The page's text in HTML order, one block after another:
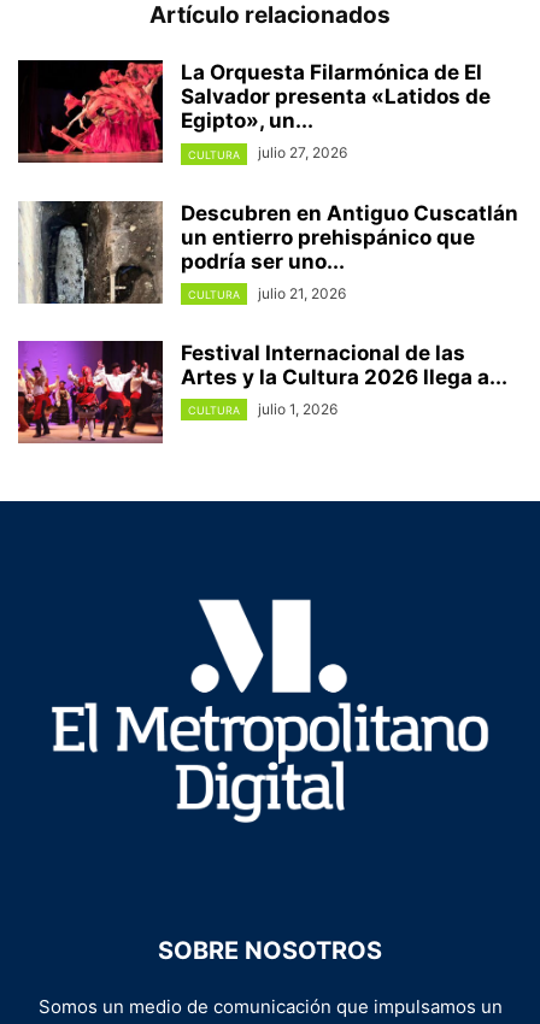
Artículo relacionados
La Orquesta Filarmónica de El
Salvador presenta «Latidos de
Egipto», un...
CULTURA julio 27, 2026
Descubren en Antiguo Cuscatlán
un entierro prehispánico que
podría ser uno...
CULTURA julio 21, 2026
Festival Internacional de las
Artes y la Cultura 2026 llega a...
CULTURA julio 1, 2026
SOBRE NOSOTROS
Somos un medio de comunicación que impulsamos un